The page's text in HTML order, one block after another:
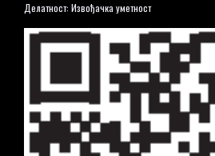
Делатност: Извођачка уметност